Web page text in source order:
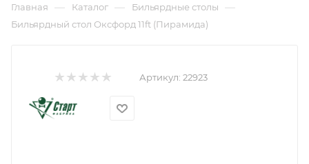
Главная — Каталог — Бильярдные столы —
Бильярдный стол Оксфорд 11ft (Пирамида)
Артикул: 22923